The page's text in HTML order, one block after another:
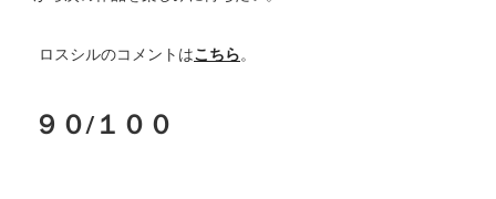
ロスシルのコメントはこちら。
９０/１００